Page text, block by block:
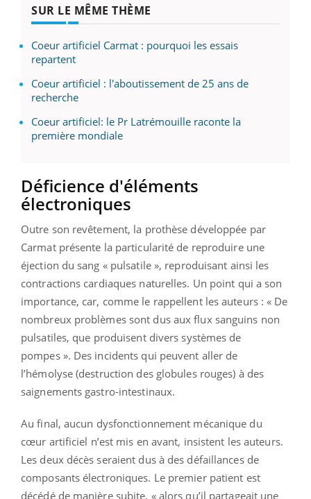
SUR LE MÊME THÈME
Coeur artificiel Carmat : pourquoi les essais
repartent
Coeur artificiel : l'aboutissement de 25 ans de
recherche
Coeur artificiel: le Pr Latrémouille raconte la
première mondiale
Déficience d'éléments
électroniques
Outre son revêtement, la prothèse développée par
Carmat présente la particularité de reproduire une
éjection du sang « pulsatile », reproduisant ainsi les
contractions cardiaques naturelles. Un point qui a son
importance, car, comme le rappellent les auteurs : « De
nombreux problèmes sont dus aux flux sanguins non
pulsatiles, que produisent divers systèmes de
pompes ». Des incidents qui peuvent aller de
l’hémolyse (destruction des globules rouges) à des
saignements gastro-intestinaux.
Au final, aucun dysfonctionnement mécanique du
cœur artificiel n’est mis en avant, insistent les auteurs.
Les deux décès seraient dus à des défaillances de
composants électroniques. Le premier patient est
décédé de manière subite, « alors qu’il partageait une